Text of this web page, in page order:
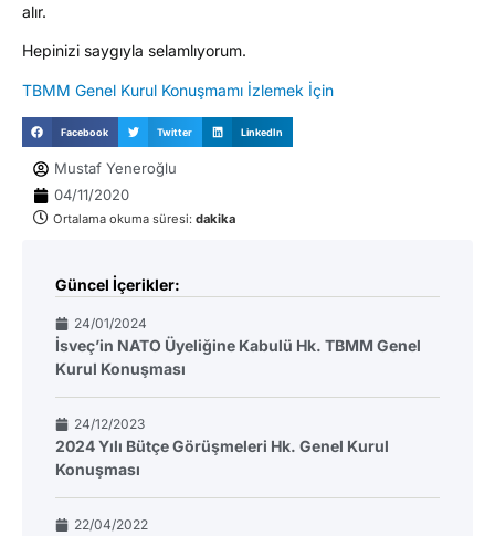
alır.
Hepinizi saygıyla selamlıyorum.
TBMM Genel Kurul Konuşmamı İzlemek İçin
Facebook Twitter LinkedIn
Mustaf Yeneroğlu
04/11/2020
Ortalama okuma süresi: dakika
Güncel İçerikler:
24/01/2024
İsveç’in NATO Üyeliğine Kabulü Hk. TBMM Genel
Kurul Konuşması
24/12/2023
2024 Yılı Bütçe Görüşmeleri Hk. Genel Kurul
Konuşması
22/04/2022